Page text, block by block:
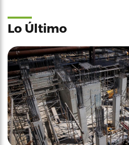
Lo Último